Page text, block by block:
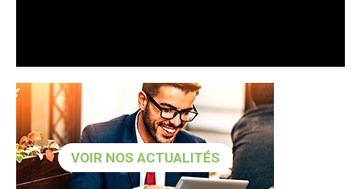
VOIR NOS ACTUALITÉS